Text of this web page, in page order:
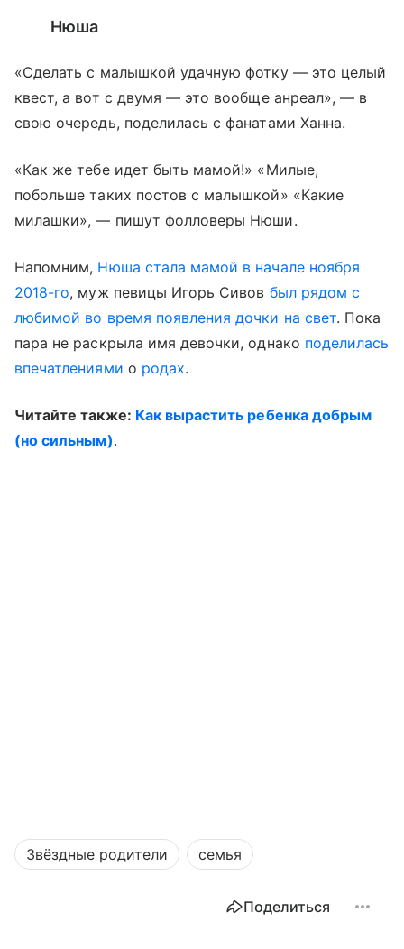
Нюша
«Сделать с малышкой удачную фотку — это целый
квест, а вот с двумя — это вообще анреал», — в
свою очередь, поделилась с фанатами Ханна.
«Как же тебе идет быть мамой!» «Милые,
побольше таких постов с малышкой» «Какие
милашки», — пишут фолловеры Нюши.
Напомним, Нюша стала мамой в начале ноября
2018-го, муж певицы Игорь Сивов был рядом с
любимой во время появления дочки на свет. Пока
пара не раскрыла имя девочки, однако поделилась
впечатлениями о родах.
Читайте также: Как вырастить ребенка добрым
(но сильным).
Звёздные родители семья
Поделиться